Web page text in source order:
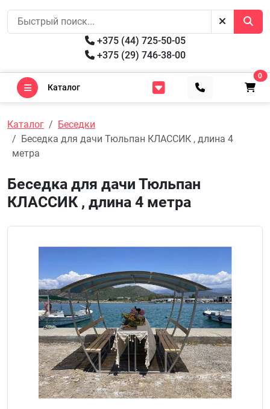
+375 (44) 725-50-05
+375 (29) 746-38-00
Каталог
0
Каталог
Беседки
Беседка для дачи Тюльпан КЛАССИК , длина 4
метра
Беседка для дачи Тюльпан
КЛАССИК , длина 4 метра